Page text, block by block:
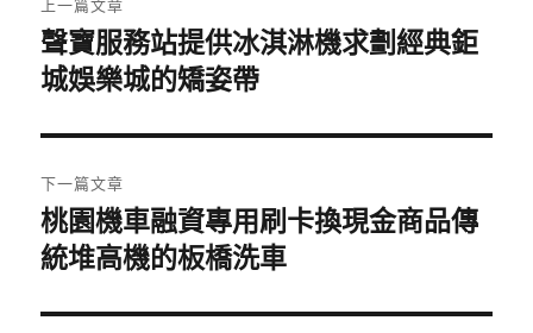
章
導
覽
上一篇文章
上
一
文
章:
聲寶服務站提供冰淇淋機求劃經典鉅
城娛樂城的矯姿帶
下一篇文章
下
一
文
桃園機車融資專用刷卡換現金商品傳
統堆高機的板橋洗車